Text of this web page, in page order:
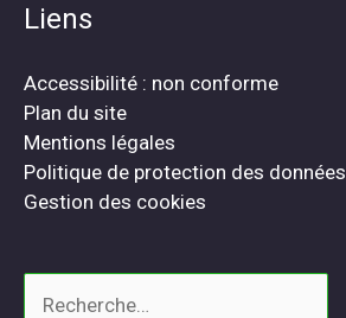
Liens
Accessibilité : non conforme
Plan du site
Mentions légales
Politique de protection des données
Gestion des cookies